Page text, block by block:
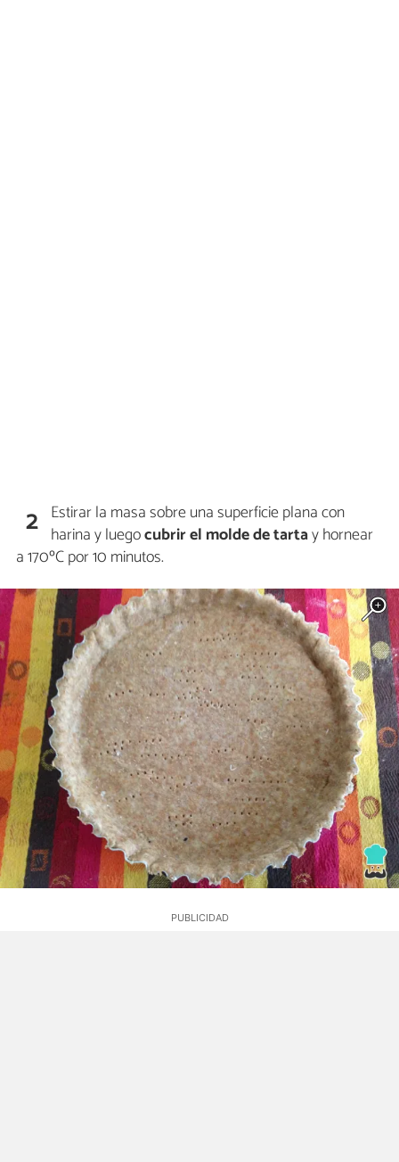
2 Estirar la masa sobre una superficie plana con
harina y luegocubrir el molde de tartay hornear
a 170ºC por 10 minutos.